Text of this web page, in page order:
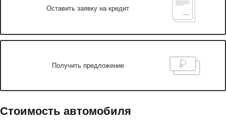
Оставить заявку на кредит
Получить предложение
Стоимость автомобиля